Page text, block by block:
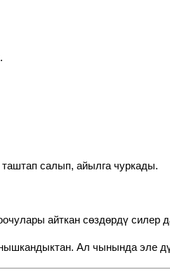
салып, айылга чуркады.
айткан сөздөрдү силер
Ал чынында эле